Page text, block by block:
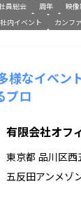
員総会 周年 映
社内イベント カンフ
様なイベン
プロ
有限会社オフ
東京都 品川区西
五反田アンメゾ